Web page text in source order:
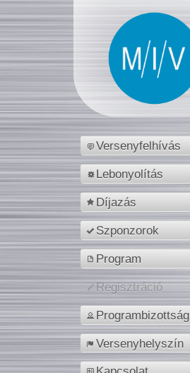
Versenyfelhívás
Lebonyolítás
Díjazás
Szponzorok
Program
Regisztráció
Programbizottság
Versenyhelyszín